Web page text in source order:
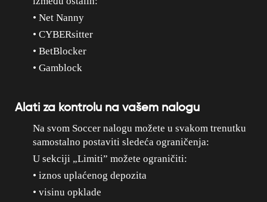
• Net Nanny
• CYBERsitter
• BetBlocker
• Gamblock
Alati za kontrolu na vašem nalogu
Na svom Soccer nalogu možete u svakom trenutku
samostalno postaviti sledeća ograničenja:
U sekciji „Limiti” možete ograničiti:
• iznos uplaćenog depozita
• visinu opklade